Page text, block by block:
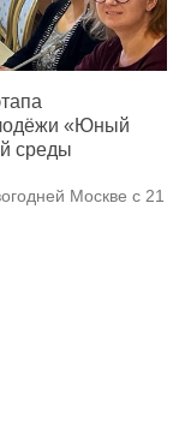
«Юный
среды
Москве с 21